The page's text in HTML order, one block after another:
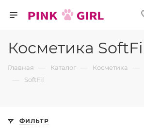
Косметика
Главная — Каталог — Косметика —
— SoftFil
ФИЛЬТР